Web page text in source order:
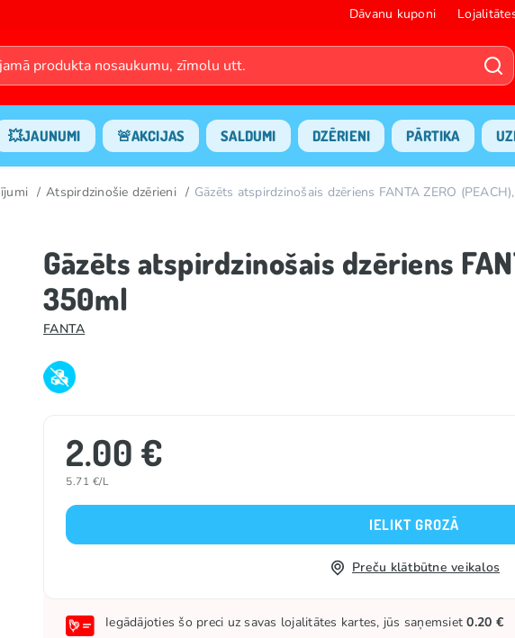
Dāvanu kuponi
💥JAUNUMI 🚨AKCIJAS SALDUMI DZĒRIENI PĀRTIKA
Atspirdzinošie dzērieni Gāzēts atspirdzinošais dzēriens FANTA ZERO
Gāzēts atspirdzinošais dzēriens
350ml
FANTA
2.00 €
5.71 €/L
IELIKT GROZĀ
Preču klātbūtne veikalos
Iegādājoties šo preci uz savas lojalitātes kartes, jūs saņemsiet0.20 €